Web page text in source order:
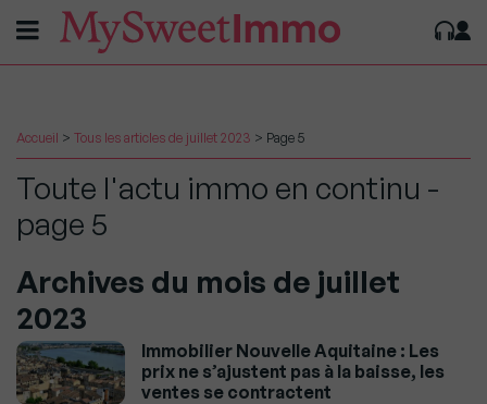
Accueil > Tous les articles de juillet 2023 > Page 5
Toute l'actu immo en continu -
page 5
Archives du mois de juillet
2023
Immobilier Nouvelle Aquitaine : Les
prix ne s’ajustent pas à la baisse, les
ventes se contractent